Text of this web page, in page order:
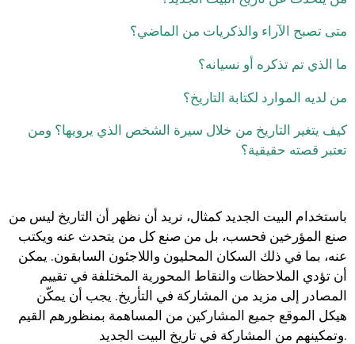
متى تصبح الآراء والذكريات من الماضي؟
ما الذي تم تذكره أو نسيانه؟
من لديه الموارد لكتابة التاريخ؟
كيف يتغير التاريخ من خلال سيرة الشخص الذي يرويها؟ ومن
تعتبر قصته حقيقية؟
باستخدام البيت الجديد كمثال، نريد أن نظهر أن التاريخ ليس من
صنع المؤرخين فحسب، بل من صنع كل من يتحدث عنه ويكتب
عنه، بما في ذلك السكان المحليون واللاجئون السابقون. يمكن
أن تؤدي الملاحظات والنقاط المحورية المختلفة في تقييم
المصادر إلى مزيد من المشاركة في التأريخ. يجب أن يمكّن
هيكل الموقع جميع المشاركين من المساهمة بمنظورهم القيم
وتمكينهم من المشاركة في تاريخ البيت الجديد.